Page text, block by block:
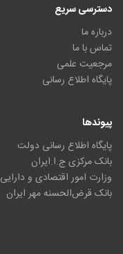
دسترسی سریع
درباره ما
تماس با ما
مرجعیت علمی
پایگاه اطلاع رسانی
پیوندها
پایگاه اطلاع رسانی دولت
بانک مرکزی ج.ا.ایران
وزارت امور اقتصادی و دارایی
بانک قرض‌الحسنه مهر ایران